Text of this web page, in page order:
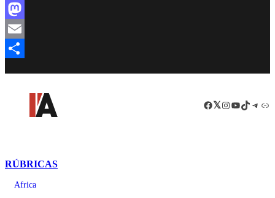
Facebook
Mastodon
Email
Facebook
LinkedIn
Instagram
YouTube
TikTok
RÚBRICAS
Africa